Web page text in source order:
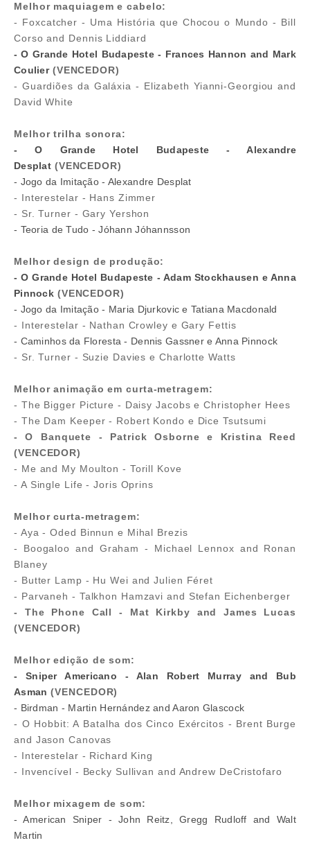
Melhor maquiagem e cabelo:
- Foxcatcher - Uma História que Chocou o Mundo - Bill
Corso and Dennis Liddiard
- O Grande Hotel Budapeste - Frances Hannon and Mark
Coulier(VENCEDOR)
- Guardiões da Galáxia - Elizabeth Yianni-Georgiou and
David White
Melhor trilha sonora:
- O Grande Hotel Budapeste - Alexandre
Desplat(VENCEDOR)
- Jogo da Imitação - Alexandre Desplat
- Interestelar - Hans Zimmer
- Sr. Turner - Gary Yershon
- Teoria de Tudo - Jóhann Jóhannsson
Melhor design de produção:
- O Grande Hotel Budapeste - Adam Stockhausen e Anna
Pinnock(VENCEDOR)
- Jogo da Imitação - Maria Djurkovic e Tatiana Macdonald
- Interestelar - Nathan Crowley e Gary Fettis
- Caminhos da Floresta - Dennis Gassner e Anna Pinnock
- Sr. Turner - Suzie Davies e Charlotte Watts
Melhor animação em curta-metragem:
- The Bigger Picture - Daisy Jacobs e Christopher Hees
- The Dam Keeper - Robert Kondo e Dice Tsutsumi
- O Banquete - Patrick Osborne e Kristina Reed
(VENCEDOR)
- Me and My Moulton - Torill Kove
- A Single Life - Joris Oprins
Melhor curta-metragem:
- Aya - Oded Binnun e Mihal Brezis
- Boogaloo and Graham - Michael Lennox and Ronan
Blaney
- Butter Lamp - Hu Wei and Julien Féret
- Parvaneh - Talkhon Hamzavi and Stefan Eichenberger
- The Phone Call - Mat Kirkby and James Lucas
(VENCEDOR)
Melhor edição de som:
- Sniper Americano - Alan Robert Murray and Bub
Asman (VENCEDOR)
- Birdman - Martin Hernández and Aaron Glascock
- O Hobbit: A Batalha dos Cinco Exércitos - Brent Burge
and Jason Canovas
- Interestelar - Richard King
- Invencível - Becky Sullivan and Andrew DeCristofaro
Melhor mixagem de som:
- American Sniper - John Reitz, Gregg Rudloff and Walt
Martin